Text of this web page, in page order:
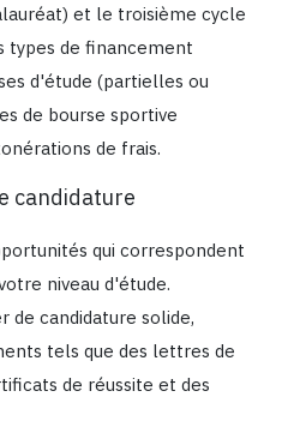
et le troisième cycle
types de financement
d'étude (partielles ou
de bourse sportive
de frais.
candidature
qui correspondent
niveau d'étude.
de candidature solide,
tels que des lettres de
de réussite et des